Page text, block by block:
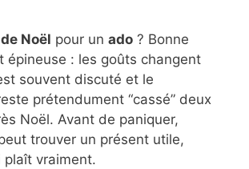
Noël pour un ado ? Bonne
: les goûts changent
souvent discuté et le
prétendument “cassé” deux
Noël. Avant de paniquer,
trouver un présent utile,
plaît vraiment.